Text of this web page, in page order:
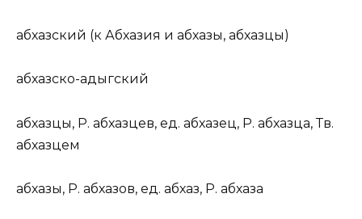
абхазский (к Абхазия и абхазы, абхазцы)
абхазско-адыгский
абхазцы, Р. абхазцев, ед. абхазец, Р. абхазца,Тв.
абхазцем
абхазы, Р. абхазов, ед. абхаз, Р. абхаза